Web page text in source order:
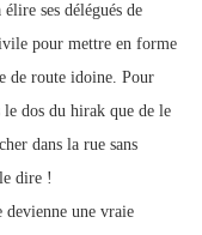
ses délégués de
pour mettre en forme
de route idoine. Pour
le dos du hirak que de le
dans la rue sans
dire !
une vraie